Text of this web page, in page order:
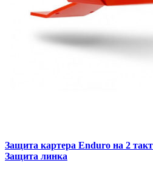
Защита картера Enduro на 2
Защита линка